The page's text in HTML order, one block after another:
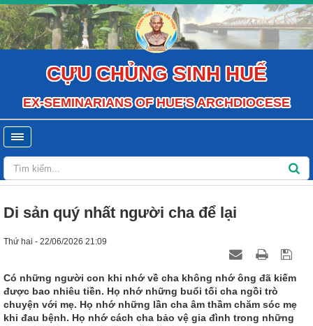
CỰU CHỦNG SINH HUẾ
EX-SEMINARIANS OF HUE'S ARCHDIOCESE
Di sản quý nhất người cha để lại
Thứ hai - 22/06/2026 21:09
Có những người con khi nhớ về cha không nhớ ông đã kiếm
được bao nhiêu tiền. Họ nhớ những buổi tối cha ngồi trò
chuyện với mẹ. Họ nhớ những lần cha âm thầm chăm sóc mẹ
khi đau bệnh. Họ nhớ cách cha bảo vệ gia đình trong những